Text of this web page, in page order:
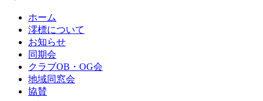
ホーム
澪標について
お知らせ
同期会
クラブOB・OG会
地域同窓会
協賛